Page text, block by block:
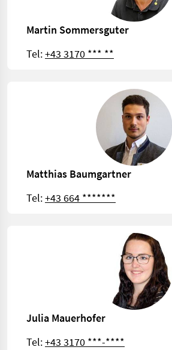
Martin Sommersguter
Tel:+43 3170 *** **
Matthias Baumgartner
Tel:+43 664 *******
Julia Mauerhofer
Tel:+43 3170 ***-****